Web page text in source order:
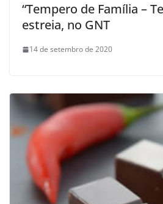
“Tempero de Família –
estreia, no GNT
14 de setembro de 2020